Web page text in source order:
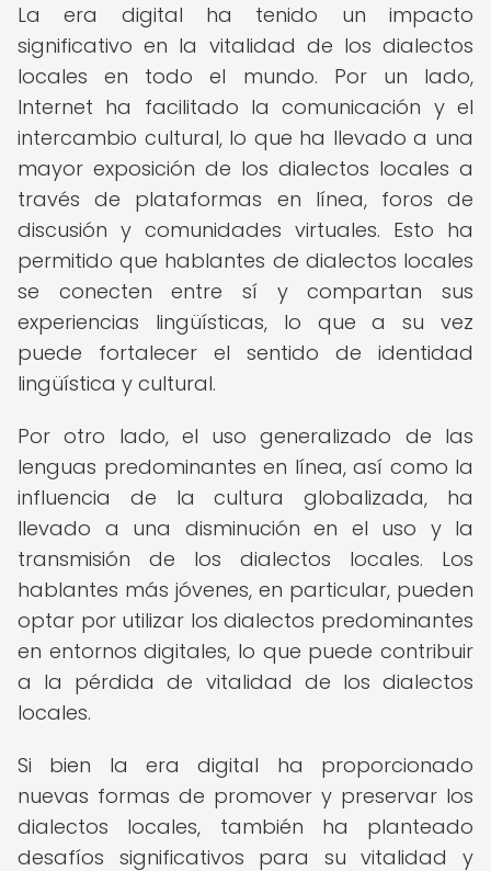
La era digital ha tenido un impacto
significativo en la vitalidad de los dialectos
locales en todo el mundo. Por un lado,
Internet ha facilitado la comunicación y el
intercambio cultural, lo que ha llevado a una
mayor exposición de los dialectos locales a
través de plataformas en línea, foros de
discusión y comunidades virtuales. Esto ha
permitido que hablantes de dialectos locales
se conecten entre sí y compartan sus
experiencias lingüísticas, lo que a su vez
puede fortalecer el sentido de identidad
lingüística y cultural.
Por otro lado, el uso generalizado de las
lenguas predominantes en línea, así como la
influencia de la cultura globalizada, ha
llevado a una disminución en el uso y la
transmisión de los dialectos locales. Los
hablantes más jóvenes, en particular, pueden
optar por utilizar los dialectos predominantes
en entornos digitales, lo que puede contribuir
a la pérdida de vitalidad de los dialectos
locales.
Si bien la era digital ha proporcionado
nuevas formas de promover y preservar los
dialectos locales, también ha planteado
desafíos significativos para su vitalidad y